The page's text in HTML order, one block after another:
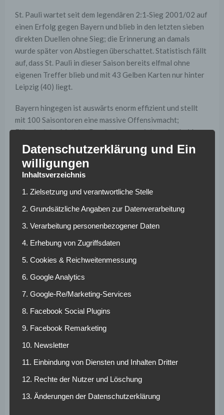
St. Pauli wartet seit dem legendären 2:1‑Sieg 2001/02 auf
einen Erfolg gegen Bayern und blieb in den letzten sieben
direkten Duellen ohne Sieg; die Erinnerung an damals
wurde später von Abstiegen überschattet. Statistisch fällt
auf, dass St. Pauli in dieser Saison bereits elfmal ohne
eigenen Treffer blieb und mit 43 Gelben Karten nur hinter
Leipzig (40) liegt.
Bayern hingegen ist auswärts enorm effizient und stellt
mit 100 Saisontoren eine massive Offensivmacht;
Flügelspieler Mathias Pereira Lage erzielte seine beiden
Saisontore für St. Pauli in den letzten fünf Einsätzen
jeweils als erstes Tor in der ersten Halbzeit, während
Bayerns Youngster Lennart Karl das 100. Saisontor
markierte und drei seiner fünf Treffer nach der 80. Minute
erzielte.
St. Pauli – Bayern
München: Quoten
und Wett-Tipps
Die Bayern sind aktuell natürlich in einer fantastischen
Datenschutzerklärung und Ein
willigungen
Inhaltsverzeichnis
1. Zielsetzung und verantwortliche Stelle
2. Grundsätzliche Angaben zur Datenverarbeitung
3. Verarbeitung personenbezogener Daten
4. Erhebung von Zugriffsdaten
5. Cookies & Reichweitenmessung
6. Google Analytics
7. Google-Re/Marketing-Services
8. Facebook Social Plugins
9. Facebook Remarketing
10. Newsletter
11. Einbindung von Diensten und Inhalten Dritter
12. Rechte der Nutzer und Löschung
13. Änderungen der Datenschutzerklärung